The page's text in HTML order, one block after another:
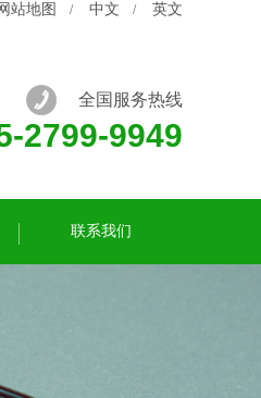
站地图 / 中文 / 英文
全国服务热线
2799-9949
联系我们